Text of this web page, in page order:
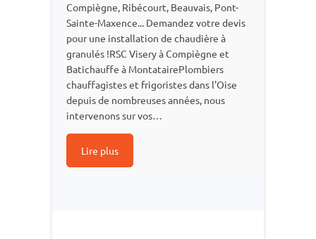
Compiègne, Ribécourt, Beauvais, Pont-
Sainte-Maxence... Demandez votre devis
pour une installation de chaudière à
granulés !RSC Visery à Compiègne et
Batichauffe à MontatairePlombiers
chauffagistes et frigoristes dans l'Oise
depuis de nombreuses années, nous
intervenons sur vos…
Lire plus